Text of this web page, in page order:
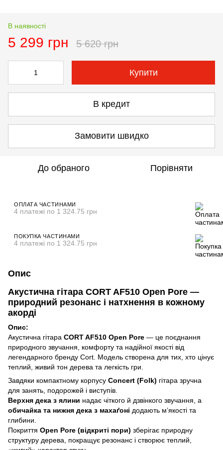
В наявності
5 299 грн 5 620 грн
Купити
В кредит
Замовити швидко
До обраного Порівняти
ОПЛАТА ЧАСТИНАМИ
4 платежі по 1 324.75 грн
ПОКУПКА ЧАСТИНАМИ
4 платежі по 1 324.75 грн
Опис
Акустична гітара CORT AF510 Open Pore —
природний резонанс і натхнення в кожному
акорді
Опис:
Акустична гітара CORT AF510 Open Pore — це поєднання
природного звучання, комфорту та надійної якості від
легендарного бренду Cort. Модель створена для тих, хто цінує
теплий, живий тон дерева та легкість гри.
Завдяки компактному корпусу Concert (Folk) гітара зручна
для занять, подорожей і виступів.
Верхня дека з ялини надає чіткого й дзвінкого звучання, а
обичайка та нижня дека з махаґоні додають м’якості та
глибини.
Покриття Open Pore (відкриті пори) зберігає природну
структуру дерева, покращує резонанс і створює теплий,